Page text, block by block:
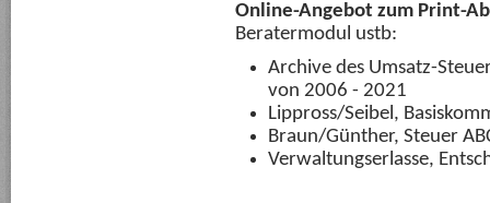
Online-Angebot zum Print-
Beratermodul ustb:
Archive des Umsatz-
von 2006 - 2021
Lippross/Seibel,
Braun/Günther, Steuer
Verwaltungserlasse,